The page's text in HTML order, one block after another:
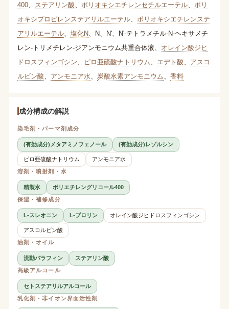
400、 ステアリン酸 ポリオキシエチレンセチルエーテル、 ポリ
オキシプロピレンステアリルエーテル、 ポリオキシエチレンステ
アリルエーテル、 塩化N、 N、 N'、 N'-テトラメチル-N-ヘキサメチ
レン-トリメチレン-ジアンモニウム共重合体液
オレイン酸ジヒ
ドロスフィンゴシン
ピロ亜硫酸ナトリウム エデト酸
アスコ
ルビン酸
アンモニア水 炭酸水素アンモニウム 香料
成分構成の解説
染毛剤・パーマ剤成分
(有効成分)メタアミノフェノール (有効成分)レゾルシン
ピロ亜硫酸ナトリウム
アンモニア水
溶剤・噴射剤・水
精製水
ポリエチレングリコール400
保湿・補修成分
L-スレオニン L-プロリン オレイン酸ジヒドロスフィンゴシン
アスコルビン酸
油剤・オイル
流動パラフィン
ステアリン酸
高級アルコール
セトステアリルアルコール
乳化剤・非イオン界面活性剤